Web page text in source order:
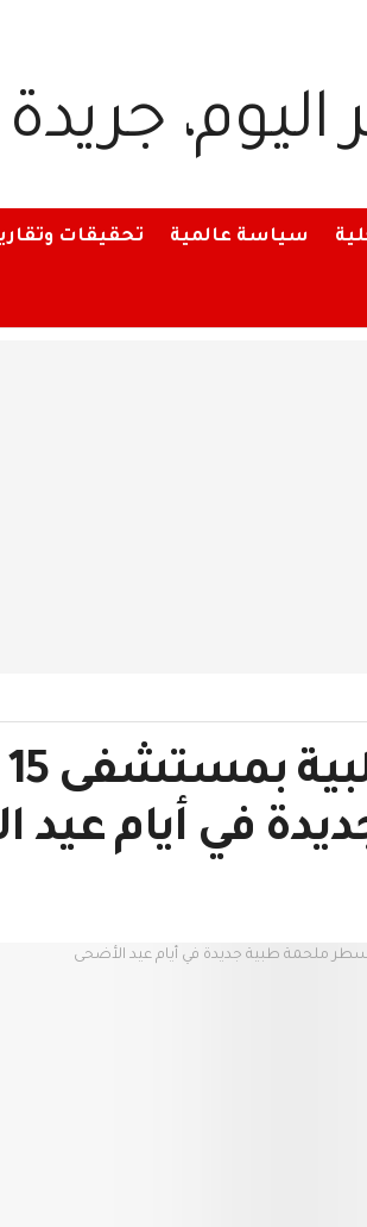
سياسة عالمية تحقيقات
في أيام عيد